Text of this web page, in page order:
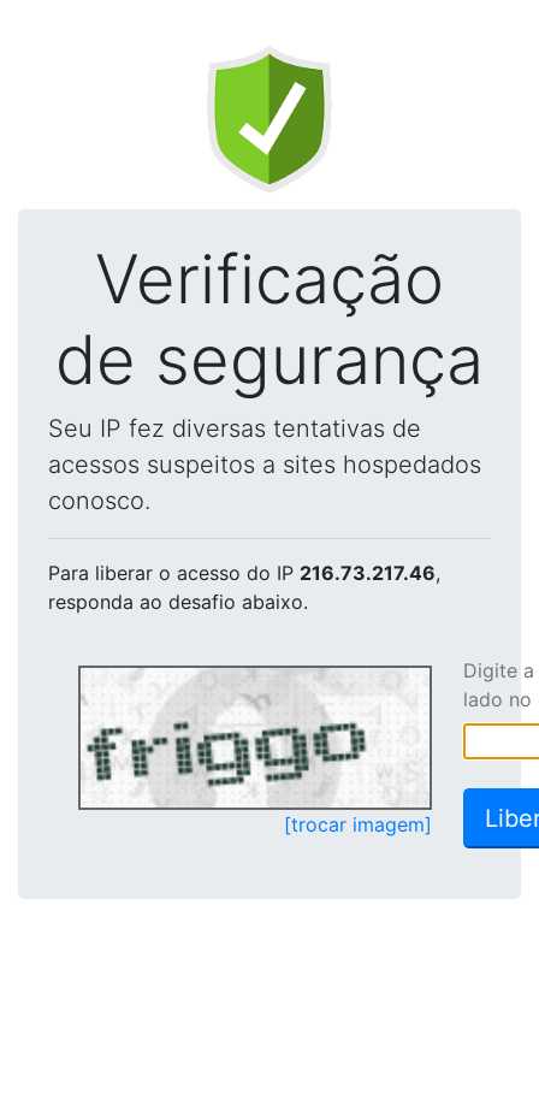
Verificação
de segurança
Seu IP fez diversas tentativas de
acessos suspeitos a sites hospedados
conosco.
Para liberar o acesso do IP 216.73.217.46,
responda ao desafio abaixo.
[trocar imagem]
Digite
lado no